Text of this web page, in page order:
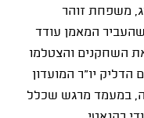
משפחת זוהר
המאמן עודד
השחקנים והצטלמו
הדליק יו"ר המועדון
במעמד מרגש שכלל